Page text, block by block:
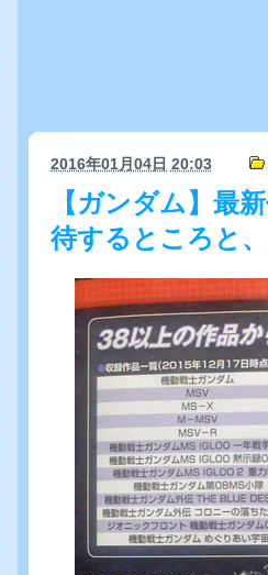
2016年01月04日 20:03
【ガンダム】最
待するところと